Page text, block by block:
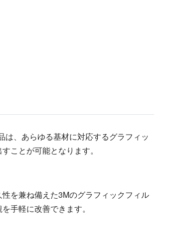
、あらゆる基材に対応するグラフィッ
ことが可能となります。
を兼ね備えた3Mのグラフィックフィル
手軽に改善できます。